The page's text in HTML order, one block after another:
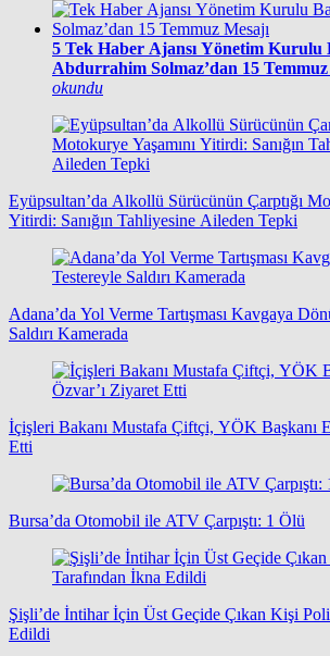
5 Tek Haber Ajansı Yönetim Kurulu
Abdurrahim Solmaz’dan 15 Temmuz
okundu
Eyüpsultan’da Alkollü Sürücünün Çarptığı
Yitirdi: Sanığın Tahliyesine Aileden Tepki
Adana’da Yol Verme Tartışması Kavgaya
Saldırı Kamerada
İçişleri Bakanı Mustafa Çiftçi, YÖK Başkanı
Etti
Bursa’da Otomobil ile ATV Çarpıştı: 1 Ölü
Şişli’de İntihar İçin Üst Geçide Çıkan Kişi
Edildi